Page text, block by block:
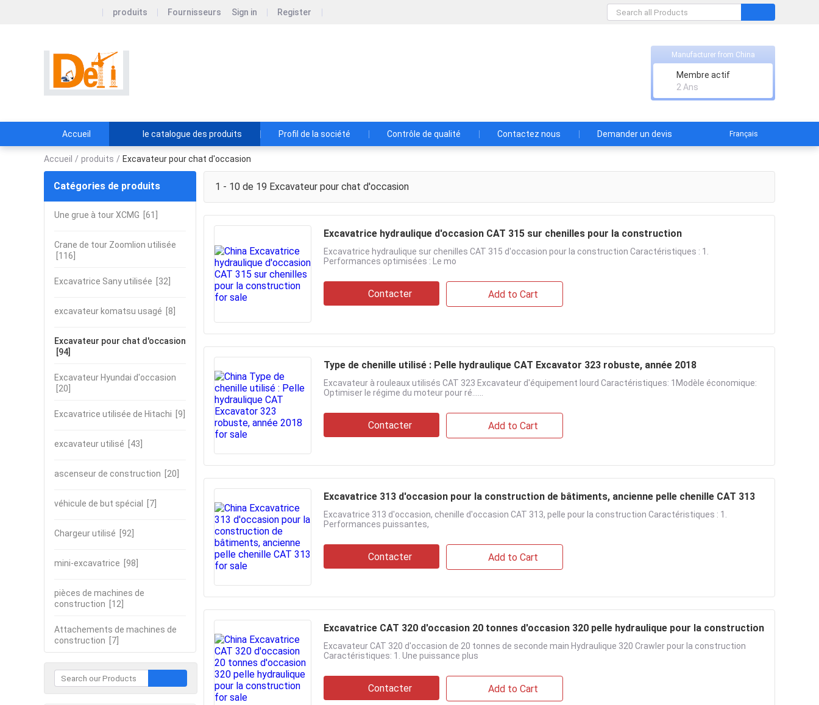
produits Fournisseurs Sign in Register
Manufacturer from China
Membre actif
2 Ans
Accueil le catalogue des produits Profil de la société Contrôle de qualité Contactez nous Demander un devis Français
Accueil / produits / Excavateur pour chat d'occasion
Catégories de produits
Une grue à tour XCMG [61]
Crane de tour Zoomlion utilisée
[116]
Excavatrice Sany utilisée [32]
excavateur komatsu usagé [8]
Excavateur pour chat d'occasion
[94]
Excavateur Hyundai d'occasion
[20]
Excavatrice utilisée de Hitachi [9]
excavateur utilisé [43]
ascenseur de construction [20]
véhicule de but spécial [7]
Chargeur utilisé [92]
mini-excavatrice [98]
pièces de machines de
construction [12]
Attachements de machines de
construction [7]
1 - 10 de 19 Excavateur pour chat d'occasion
Excavatrice hydraulique d'occasion CAT 315 sur chenilles pour la construction
Excavatrice hydraulique sur chenilles CAT 315 d'occasion pour la construction Caractéristiques : 1.
Performances optimisées : Le mo
Contacter Add to Cart
Type de chenille utilisé : Pelle hydraulique CAT Excavator 323 robuste, année 2018
Excavateur à rouleaux utilisés CAT 323 Excavateur d'équipement lourd Caractéristiques: 1Modèle économique:
Optimiser le régime du moteur pour ré......
Contacter Add to Cart
Excavatrice 313 d'occasion pour la construction de bâtiments, ancienne pelle chenille CAT 313
Excavatrice 313 d'occasion, chenille d'occasion CAT 313, pelle pour la construction Caractéristiques : 1.
Performances puissantes,
Contacter Add to Cart
Excavatrice CAT 320 d'occasion 20 tonnes d'occasion 320 pelle hydraulique pour la construction
Excavateur CAT 320 d'occasion de 20 tonnes de seconde main Hydraulique 320 Crawler pour la construction
Caractéristiques: 1. Une puissance plus
Contacter Add to Cart